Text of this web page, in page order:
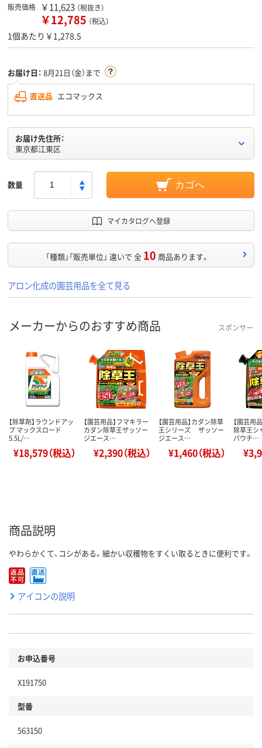
販売価格 ￥11,623 （税抜き）
￥12,785 （税込）
1個あたり￥1,278.5
お届け日： 8月21日（金）まで
直送品 エコマックス
お届け先住所：
東京都江東区
数量 カゴへ
マイカタログへ登録
「種類」「販売単位」 違いで 全 10 商品あります。
アロン化成の園芸用品を全て見る
メーカーからのおすすめ商品 スポンサー
【除草剤】ラウンドアッ
プ マックスロード
5.5L/…
¥18,579（税込）
【園芸用品】フマキラー
カダン除草王ザッソー
ジエース…
¥2,390（税込）
【園芸用品】カダン除草
王シリーズ ザッソー
ジエース…
¥1,460（税込）
【園芸用
除草王シ
パウチ…
商品説明
やわらかくて、コシがある。細かい収穫物をすくい取るときに便利です。
アイコンの説明
お申込番号
X191750
型番
563150